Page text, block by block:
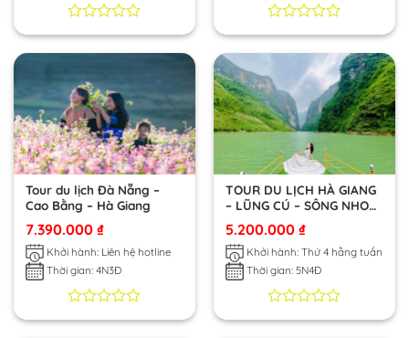
0
trên
0
đánh
giá
0
dựa
trên
0
đánh
giá
Tour du lịch Đà Nẵng –
Cao Bằng – Hà Giang
7.390.000₫
Khởi hành: Liên hệ hotline
Thời gian: 4N3Đ
0
0
TOUR DU LỊCH HÀ GIANG
– LŨNG CÚ – SÔNG NHO
QUẾ THÁC BẢN GIỐC –
ĐỘNG NGƯỜM NGAO –
PÁC BÓ – HỒ BA BỂ
5.200.000₫
Khởi hành: Thứ 4 hằng tuần
Thời gian: 5N4Đ
0
0